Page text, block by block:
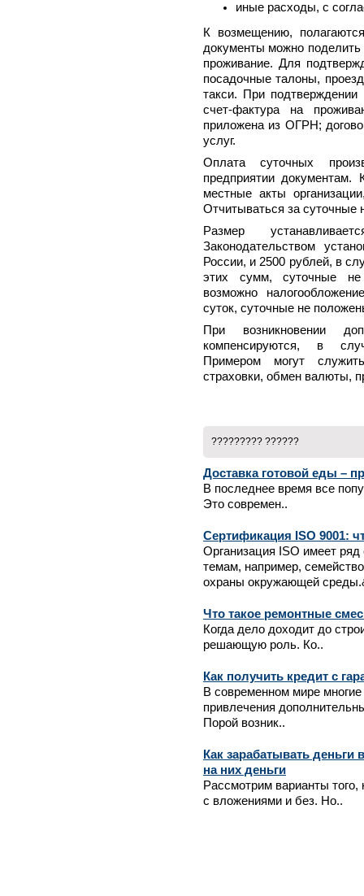
иные расходы, с
К возмещению,
документы можно
проживание. Для
посадочные талоны,
такси. При подтверждении
счет-фактура на
приложена из ОГРН;
услуг.
Оплата суточных
предприятии документам.
местные акты
Отчитываться за суточные
Размер
Законодательством
России, и 2500 рублей, в
этих сумм, суточные
возможно
суток, суточные не
При возникновении
компенсируются, в
Примером могут
страховки, обмен валюты,
????????? ??????
Доставка готовой еды –
В последнее время все
Это современ..
Сертификация ISO 9001:
Организация ISO имеет
темам, например,
охраны окружающей
Что такое ремонтные
Когда дело доходит до
решающую роль. Ко..
Как получить кредит с
В современном мире
привлечения
Порой возник..
Как зарабатывать деньги
на них деньги
Рассмотрим варианты
с вложениями и без. Но..